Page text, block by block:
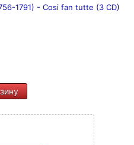
1791) - Cosi fan tutte (3 CD)